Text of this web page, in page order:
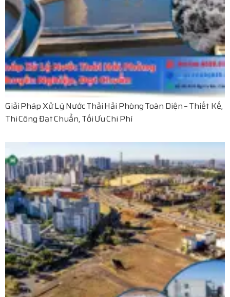
Giải Pháp Xử Lý Nước Thải Hải Phòng Toàn Diện – Thiết Kế,
Thi Công Đạt Chuẩn, Tối Ưu Chi Phí